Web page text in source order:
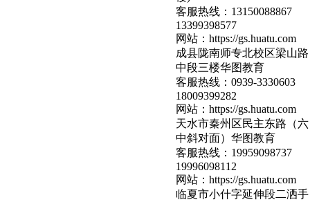
客服热线： 13150088867
13399398577
网站：https://gs.huatu.com
成县陇南师专北校区梁山路
中段三楼华图教育
客服热线：0939-3330603
18009399282
网站：https://gs.huatu.com
天水市秦州区民主东路（六
中斜对面）华图教育
客服热线： 19959098737
19996098112
网站：https://gs.huatu.com
临夏市小什字延伸段二洒手